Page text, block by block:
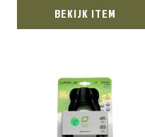
BEKIJK ITEM